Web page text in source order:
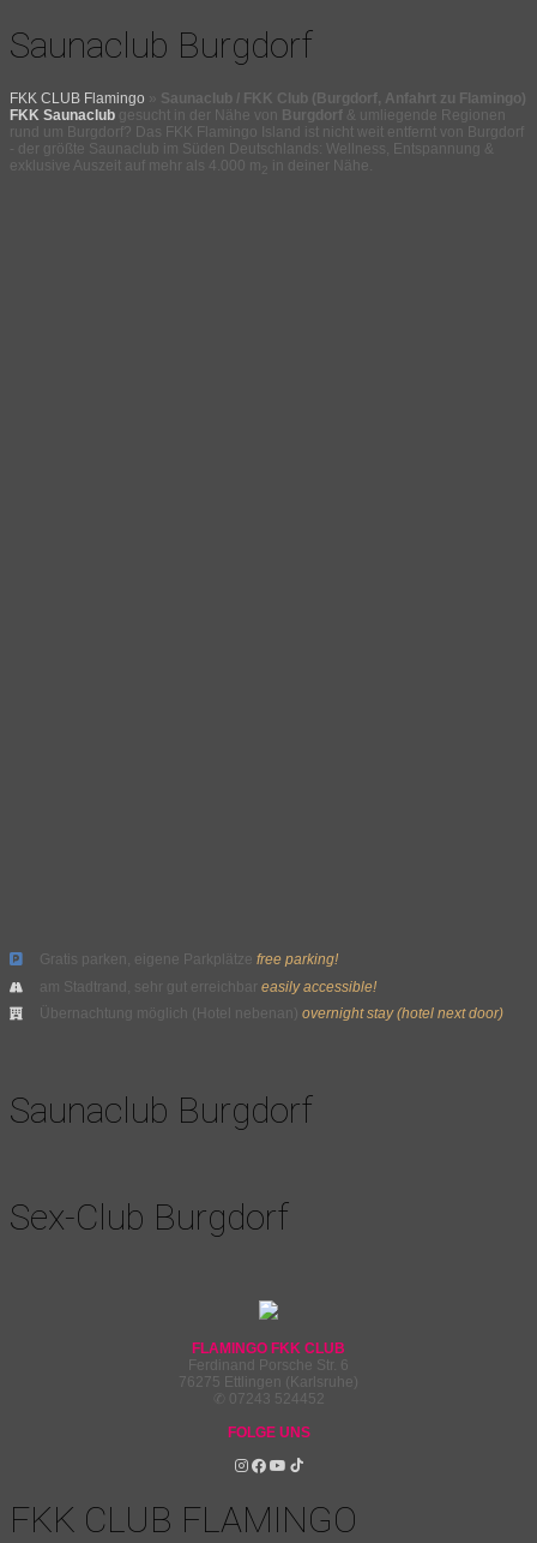
Saunaclub Burgdorf
FKK CLUB Flamingo » Saunaclub / FKK Club (Burgdorf, Anfahrt zu Flamingo)
FKK Saunaclub gesucht in der Nähe von Burgdorf & umliegende Regionen
rund um Burgdorf? Das FKK Flamingo Island ist nicht weit entfernt von Burgdorf
- der größte Saunaclub im Süden Deutschlands: Wellness, Entspannung &
exklusive Auszeit auf mehr als 4.000 m
in deiner Nähe.
Gratis parken, eigene Parkplätze free parking!
am Stadtrand, sehr gut erreichbar easily accessible!
Übernachtung möglich (Hotel nebenan) overnight stay (hotel next door)
Saunaclub Burgdorf
Sex-Club Burgdorf
FLAMINGO FKK CLUB
Ferdinand Porsche Str. 6
76275 Ettlingen (Karlsruhe)
✆ 07243 524452
FOLGE UNS
FKK CLUB FLAMINGO